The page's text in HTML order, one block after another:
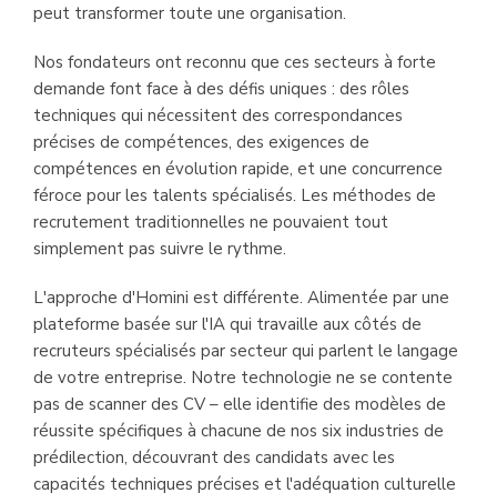
peut transformer toute une organisation.
Nos fondateurs ont reconnu que ces secteurs à forte
demande font face à des défis uniques : des rôles
techniques qui nécessitent des correspondances
précises de compétences, des exigences de
compétences en évolution rapide, et une concurrence
féroce pour les talents spécialisés. Les méthodes de
recrutement traditionnelles ne pouvaient tout
simplement pas suivre le rythme.
L'approche d'Homini est différente. Alimentée par une
plateforme basée sur l'IA qui travaille aux côtés de
recruteurs spécialisés par secteur qui parlent le langage
de votre entreprise. Notre technologie ne se contente
pas de scanner des CV – elle identifie des modèles de
réussite spécifiques à chacune de nos six industries de
prédilection, découvrant des candidats avec les
capacités techniques précises et l'adéquation culturelle